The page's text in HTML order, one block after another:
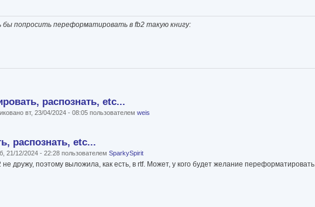
бы попросить переформатировать в fb2 такую книгу:
распознать, etc...
вт, 23/04/2024 - 08:05 пользователем weis
распознать, etc...
21/12/2024 - 22:28 пользователем SparkySpirit
дружу, поэтому выложила, как есть, в rtf. Может, у кого будет желание переформатировать.